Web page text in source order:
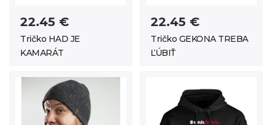
22.45 €
Tričko HAD JE
KAMARÁT
22.45 €
Tričko GEKONA TREBA
ĽÚBIŤ